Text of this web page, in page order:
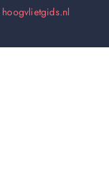
hoogvlietgids.nl